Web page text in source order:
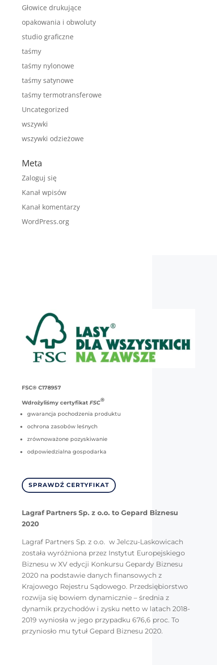
Głowice drukujące
opakowania i obwoluty
studio graficzne
taśmy
taśmy nylonowe
taśmy satynowe
taśmy termotransferowe
Uncategorized
wszywki
wszywki odzieżowe
Meta
Zaloguj się
Kanał wpisów
Kanał komentarzy
WordPress.org
FSC® C178957
Wdrożyliśmy certyfikat FSC®
gwarancja pochodzenia produktu
ochrona zasobów leśnych
zrównoważone pozyskiwanie
odpowiedzialna gospodarka
SPRAWDŹ CERTYFIKAT
Lagraf Partners Sp. z o.o. to Gepard Biznesu
2020
Lagraf Partners Sp. z o.o. w Jelczu-Laskowicach
została wyróżniona przez Instytut Europejskiego
Biznesu w XV edycji Konkursu Gepardy Biznesu
2020 na podstawie danych finansowych z
Krajowego Rejestru Sądowego. Przedsiębiorstwo
rozwija się bowiem dynamicznie – średnia z
dynamik przychodów i zysku netto w latach 2018-
2019 wyniosła w jego przypadku 676,6 proc. To
przyniosło mu tytuł Gepard Biznesu 2020.